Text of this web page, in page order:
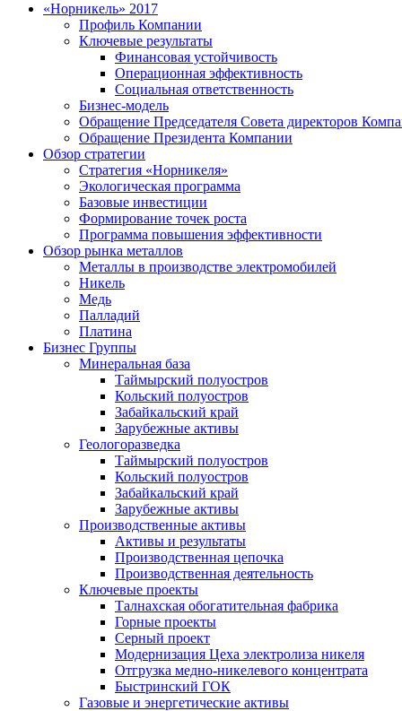
«Норникель» 2017
Профиль Компании
Ключевые результаты
Финансовая устойчивость
Операционная эффективность
Социальная ответственность
Бизнес-модель
Обращение Председателя Совета директоров
Обращение Президента Компании
Обзор стратегии
Стратегия «Норникеля»
Экологическая программа
Базовые инвестиции
Формирование точек роста
Программа повышения эффективности
Обзор рынка металлов
Металлы в производстве электромобилей
Никель
Медь
Палладий
Платина
Бизнес Группы
Минеральная база
Таймырский полуостров
Кольский полуостров
Забайкальский край
Зарубежные активы
Геологоразведка
Таймырский полуостров
Кольский полуостров
Забайкальский край
Зарубежные активы
Производственные активы
Активы и результаты
Производственная цепочка
Производственная деятельность
Ключевые проекты
Талнахская обогатительная фабрика
Горные проекты
Серный проект
Модернизация Цеха электролиза никеля
Отгрузка медно-никелевого концентрата
Быстринский ГОК
Газовые и энергетические активы